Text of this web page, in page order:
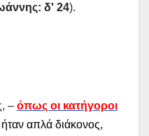
δ' 24).
– όπως οι κατήγοροι
απλά διάκονος,